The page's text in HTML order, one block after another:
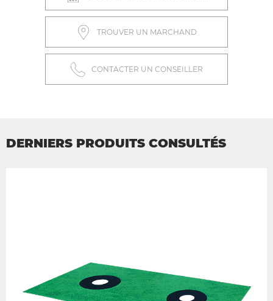
TROUVER UN MARCHAND
CONTACTER UN CONSEILLER
DERNIERS PRODUITS CONSULTÉS